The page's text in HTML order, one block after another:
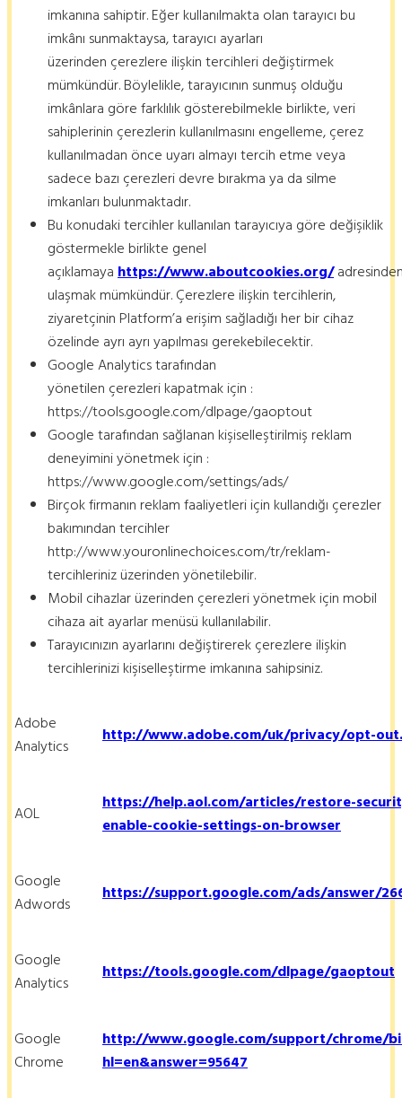
imkanına sahiptir. Eğer kullanılmakta olan tarayıcı bu
imkânı sunmaktaysa, tarayıcı ayarları
üzerinden çerezlere ilişkin tercihleri değiştirmek
mümkündür. Böylelikle, tarayıcının sunmuş olduğu
imkânlara göre farklılık gösterebilmekle birlikte, veri
sahiplerinin çerezlerin kullanılmasını engelleme, çerez
kullanılmadan önce uyarı almayı tercih etme veya
sadece bazı çerezleri devre bırakma ya da silme
imkanları bulunmaktadır.
Bu konudaki tercihler kullanılan tarayıcıya göre değişiklik
göstermekle birlikte genel
açıklamayahttps://www.aboutcookies.org/
ulaşmak mümkündür. Çerezlere ilişkin tercihlerin,
ziyaretçinin Platform’a erişim sağladığı her bir cihaz
özelinde ayrı ayrı yapılması gerekebilecektir.
Google Analytics tarafından
yönetilen çerezleri kapatmak için :
https://tools.google.com/dlpage/gaoptout
Google tarafından sağlanan kişiselleştirilmiş reklam
deneyimini yönetmek için :
https://www.google.com/settings/ads/
Birçok firmanın reklam faaliyetleri için kullandığı çerezler
bakımından tercihler
http://www.youronlinechoices.com/tr/reklam-
tercihleriniz üzerinden yönetilebilir.
Mobil cihazlar üzerinden çerezleri yönetmek için mobil
cihaza ait ayarlar menüsü kullanılabilir.
Tarayıcınızın ayarlarını değiştirerek çerezlere ilişkin
tercihlerinizi kişiselleştirme imkanına sahipsiniz.
Adobe
Analytics
http://www.adobe.com/uk/privacy/opt-
AOL
https://help.aol.com/articles/restore-
enable-cookie-settings-on-browser
Google
Adwords
https://support.google.com/ads/answer/
Google
Analytics
https://tools.google.com/dlpage/gaoptout
Google
Chrome
http://www.google.com/support/chrome/
hl=en&answer=95647